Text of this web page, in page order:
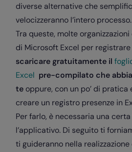
diverse alternative che
velocizzeranno l’intero processo.
Tra queste, molte
di Microsoft Excel per registrare
scaricare gratuitamente il
Excel pre-compilato che
te oppure, con un po’ di pratica
creare un registro presenze in
Per farlo, è necessaria una
l’applicativo. Di seguito ti
ti guideranno nella